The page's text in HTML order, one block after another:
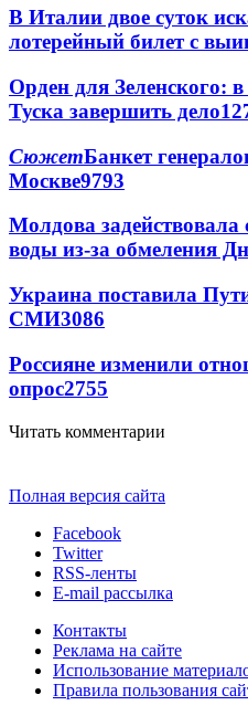
В Италии двое суток
лотерейный билет с
Орден для Зеленского:
Туска завершить дело
СюжетБанкет
Москве9793
Молдова задействовала
воды из-за обмеления
Украина поставила
СМИ3086
Россияне изменили
опрос2755
Читать комментарии
Полная версия сайта
Facebook
Twitter
RSS-ленты
E-mail рассылка
Контакты
Реклама на сайте
Использование
Правила пользования